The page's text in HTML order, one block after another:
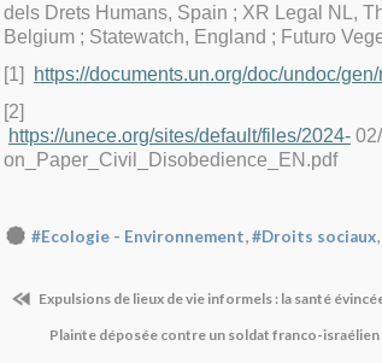
dels Drets Humans, Spain ; XR Legal NL,
Belgium ; Statewatch, England ; Futuro
[1]
https://documents.un.org/doc/undoc/
[2]
https://unece.org/sites/default/files/2024-
on_Paper_Civil_Disobedience_EN.pdf
#Ecologie - Environnement,#Droits sociaux,
Expulsions de lieux de vie informels : la santé
Plainte déposée contre un soldat franco-